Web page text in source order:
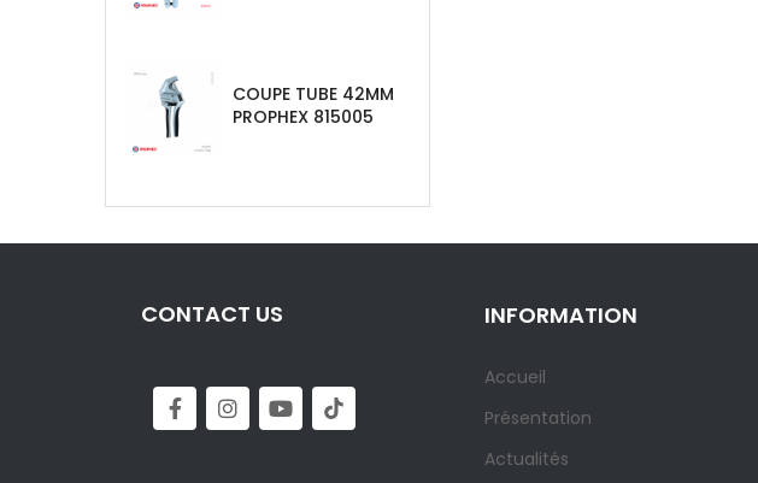
COUPE TUBE 42MM
PROPHEX 815005
CONTACT US INFORMATION
Accueil
Présentation
Actualités